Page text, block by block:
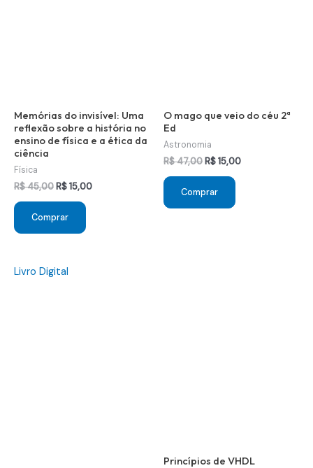
Memórias do invisível: Uma
reflexão sobre a história no
ensino de física e a ética da
ciência
Física
R$45,00O
original
era:
R$ 45,00.
R$15,00O
Comprar
O mago que veio do céu 2ª
Ed
Astronomia
R$47,00O
original
era:
R$ 47,00.
R$15,00O
Comprar
Livro Digital
Princípios de VHDL